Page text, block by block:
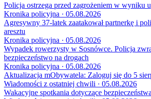
Policja ostrzega przed zagrożeniem w wyniku
Kronika policyjna · 05.08.2026
Agresywny 37-latek zaatakował partnerkę i
aresztu
Kronika policyjna · 05.08.2026
Wypadek rowerzysty w Sosnówce. Policja
bezpieczeństwo na drogach
Kronika policyjna · 05.08.2026
Aktualizacja mObywatela: Zaloguj się do 5
Wiadomości z ostatniej chwili · 05.08.2026
Wakacyjne spotkania dotyczące bezpieczeństwa